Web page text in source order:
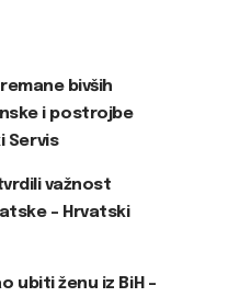
bivših
i postrojbe
Servis
važnost
– Hrvatski
ubiti ženu iz BiH –